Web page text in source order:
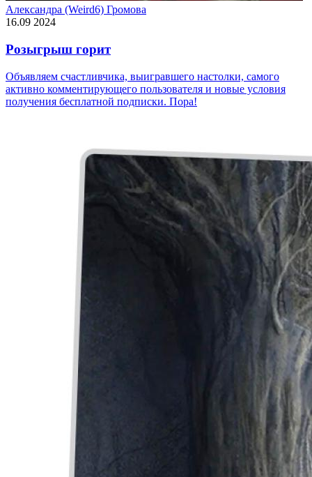
Александра (Weird6) Громова
16.09 2024
Розыгрыш горит
Объявляем счастливчика, выигравшего настолки, самого
активно комментирующего пользователя и новые условия
получения бесплатной подписки. Пора!